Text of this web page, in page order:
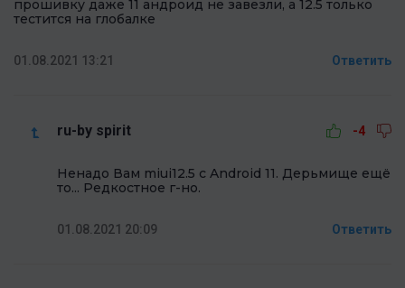
прошивку даже 11 андроид не завезли, а 12.5 только
тестится на глобалке
01.08.2021 13:21 Ответить
ru-by spirit -4
Ненадо Вам miui12.5 с Android 11. Дерьмище ещё
то... Редкостное г-но.
01.08.2021 20:09 Ответить